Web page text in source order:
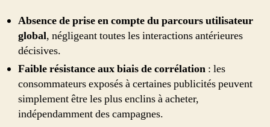
Absence de prise en compte du parcours utilisateur
global, négligeant toutes les interactions antérieures
décisives.
Faible résistance aux biais de corrélation : les
consommateurs exposés à certaines publicités peuvent
simplement être les plus enclins à acheter,
indépendamment des campagnes.